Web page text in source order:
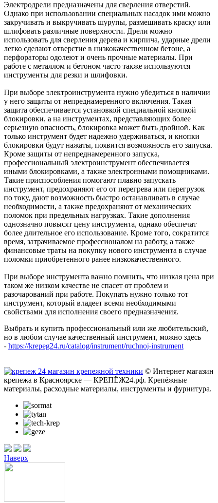
Электродрели предназначены для сверления отверстий.
Однако при использовании специальных насадок ими можно
закручивать и выкручивать шурупы, размешивать краску или
шлифовать различные поверхности. Дрели можно
использовать для сверления дерева и кирпича, ударные дрели
легко сделают отверстие в низкокачественном бетоне, а
перфораторы одолеют и очень прочные материалы. При
работе с металлом и бетоном часто также используются
инструменты для резки и шлифовки.
При выборе электроинструмента нужно убедиться в наличии
у него защиты от непреднамеренного включения. Такая
защита обеспечивается установкой специальной кнопкой
блокировки, а на инструментах, представляющих более
серьезную опасность, блокировка может быть двойной. Как
только инструмент будет надежно удерживаться, и кнопки
блокировки будут нажаты, появится возможность его запуска.
Кроме защиты от непреднамеренного запуска,
профессиональный электроинструмент обеспечивается
иными блокировками, а также электронными помощниками.
Такие приспособления помогают плавно запускать
инструмент, предохраняют его от перегрева или перегрузок
по току, дают возможность быстро останавливать в случае
необходимости, а также предохраняют от механических
поломок при предельных нагрузках. Такие дополнения
однозначно повысят цену инструмента, однако обеспечат
более длительное его использование. Кроме того, сократится
время, затрачиваемое профессионалом на работу, а также
финансовые траты на покупку нового инструмента в случае
поломки приобретенного ранее низкокачественного.
При выборе инструмента важно помнить, что низкая цена при
таком же низком качестве не спасет от проблем и
разочарований при работе. Покупать нужно только тот
инструмент, который владеет всеми необходимыми
свойствами для исполнения своего предназначения.
Выбрать и купить профессиональный или же любительский,
но в любом случае качественный инструмент, можно здесь
- https://krepeg24.ru/catalog/instrument/ruchnoj-instrument
© Интернет магазин
крепежа в Красноярске — КРЕПЁЖ24.рф. Крепёжные
материалы, расходные материалы, инструменты и фурнитура.
Наверх